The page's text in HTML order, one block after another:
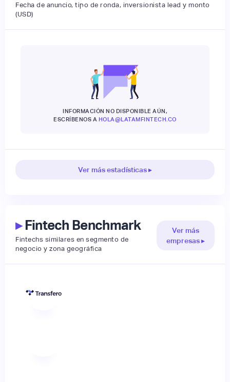
Fecha de anuncio, tipo de ronda, inversionista lead y monto
(USD)
INFORMACIÓN NO DISPONIBLE AÚN,
ESCRÍBENOS A HOLA@LATAMFINTECH.CO
Ver más estadísticas ▸
▸Fintech Benchmark
Fintechs similares en segmento de
negocio y zona geográfica
Ver más
empresas ▸